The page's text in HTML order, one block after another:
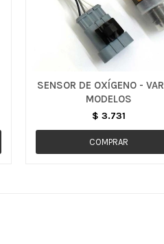
SENSOR DE OXÍGENO -
MODELOS
$ 3.731